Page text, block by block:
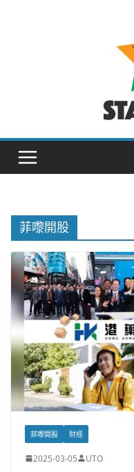
菲嚟開股
菲嚟開股 財經
2025-03-05 UTO